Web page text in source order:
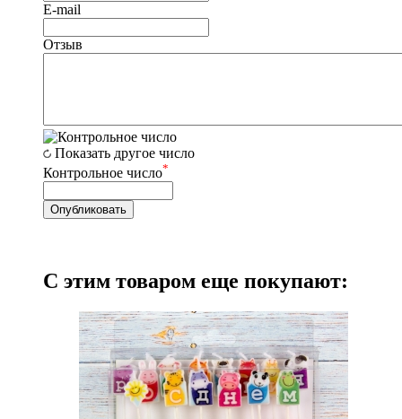
E-mail
Отзыв
Показать другое число
Контрольное число*
С этим товаром еще покупают: